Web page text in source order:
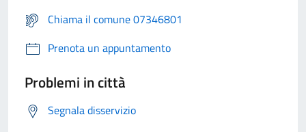
Chiama il comune 07346801
Prenota un appuntamento
Problemi in città
Segnala disservizio